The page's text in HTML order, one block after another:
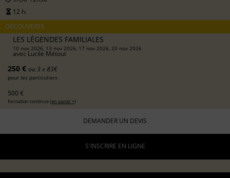
12 h.
DÉCOUVERTE
LES LÉGENDES FAMILIALES
10 nov 2026, 13 nov 2026, 17 nov 2026, 20 nov 2026
avec Lucile Métout
250 € ou 3 x 83€
pour les particuliers
500 €
formation continue (en savoir +)
DEMANDER UN DEVIS
S'INSCRIRE EN LIGNE